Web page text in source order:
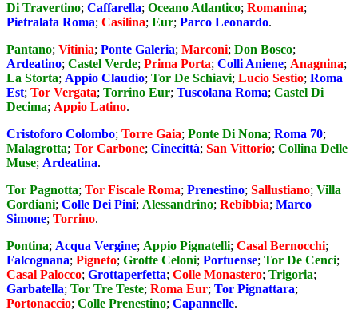
Di Travertino; Caffarella; Oceano Atlantico; Romanina;
Pietralata Roma; Casilina; Eur; Parco Leonardo.
Pantano; Vitinia; Ponte Galeria; Marconi; Don Bosco;
Ardeatino; Castel Verde; Prima Porta; Colli Aniene; Anagnina;
La Storta; Appio Claudio; Tor De Schiavi; Lucio Sestio; Roma
Est; Tor Vergata; Torrino Eur; Tuscolana Roma; Castel Di
Decima; Appio Latino.
Cristoforo Colombo; Torre Gaia; Ponte Di Nona; Roma 70;
Malagrotta; Tor Carbone; Cinecittà; San Vittorio; Collina Delle
Muse; Ardeatina.
Tor Pagnotta; Tor Fiscale Roma; Prenestino; Sallustiano; Villa
Gordiani; Colle Dei Pini; Alessandrino; Rebibbia; Marco
Simone; Torrino.
Pontina; Acqua Vergine; Appio Pignatelli; Casal Bernocchi;
Falcognana; Pigneto; Grotte Celoni; Portuense; Tor De Cenci;
Casal Palocco; Grottaperfetta; Colle Monastero; Trigoria;
Garbatella; Tor Tre Teste; Roma Eur; Tor Pignattara;
Portonaccio; Colle Prenestino; Capannelle.